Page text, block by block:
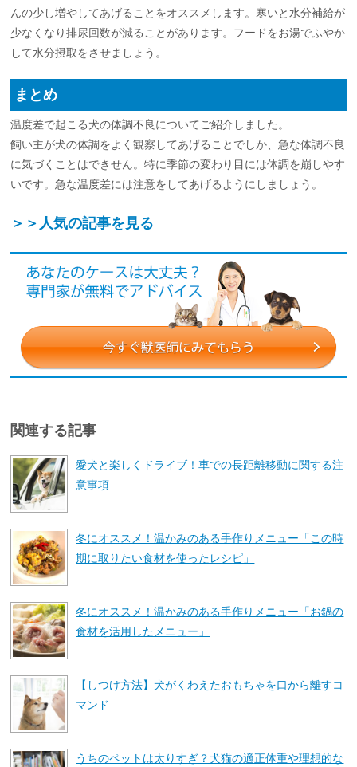
んの少し増やしてあげることをオススメします。寒いと水分補給が
少なくなり排尿回数が減ることがあります。フードをお湯でふやか
して水分摂取をさせましょう。
まとめ
温度差で起こる犬の体調不良についてご紹介しました。
飼い主が犬の体調をよく観察してあげることでしか、急な体調不良
に気づくことはできせん。特に季節の変わり目には体調を崩しやす
いです。急な温度差には注意をしてあげるようにしましょう。
＞＞人気の記事を見る
関連する記事
愛犬と楽しくドライブ！車での長距離移動に関する注
意事項
冬にオススメ！温かみのある手作りメニュー「この時
期に取りたい食材を使ったレシピ」
冬にオススメ！温かみのある手作りメニュー「お鍋の
食材を活用したメニュー」
【しつけ方法】犬がくわえたおもちゃを口から離すコ
マンド
うちのペットは太りすぎ？犬猫の適正体重や理想的な